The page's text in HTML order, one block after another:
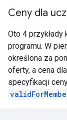
Ceny dla
Oto 4
programu. W
określona za
oferty, a cena
specyfikacji